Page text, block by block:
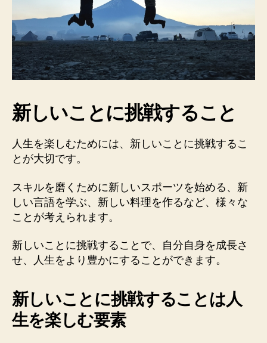
新しいことに挑戦すること
人生を楽しむためには、新しいことに挑戦するこ
とが大切です。
スキルを磨くために新しいスポーツを始める、新
しい言語を学ぶ、新しい料理を作るなど、様々な
ことが考えられます。
新しいことに挑戦することで、自分自身を成長さ
せ、人生をより豊かにすることができます。
新しいことに挑戦することは人
生を楽しむ要素